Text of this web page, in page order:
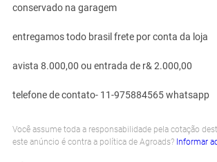
conservado na garagem
entregamos todo brasil frete por conta da loja
avista 8.000,00 ou entrada de r& 2.000,00
telefone de contato- 11-975884565 whatsapp
Você assume toda a responsabilidade pela cotação
este anúncio é contra a política de Agroads? Informar